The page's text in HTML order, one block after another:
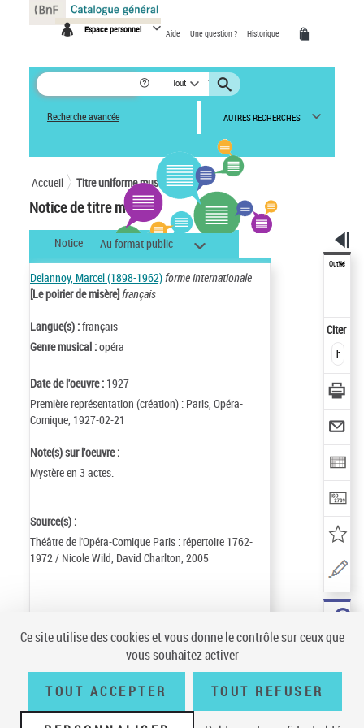
Espace personnel Aide Une question ? Historique
Tout
Recherche avancée AUTRES RECHERCHES
Accueil Titre uniforme musical
Notice de titre musical
Notice Au format public
Delannoy, Marcel (1898-1962)forme internationale
[Le poirier de misère]français
Langue(s) :français
Genre musical :opéra
Date de l'oeuvre : 1927
Première représentation (création) : Paris, Opéra-
Comique, 1927-02-21
Note(s) sur l'oeuvre :
Mystère en 3 actes.
Source(s) :
Théâtre de l'Opéra-Comique Paris : répertoire 1762-
1972 / Nicole Wild, David Charlton, 2005
Notice n° :FRBNF17147169
Mise à jour :21/09/25
Outils
Citer
Panneau de gestion des cookies
Ce site utilise des cookies et vous donne le contrôle sur ceux que
vous souhaitez activer
TOUT ACCEPTER TOUT REFUSER